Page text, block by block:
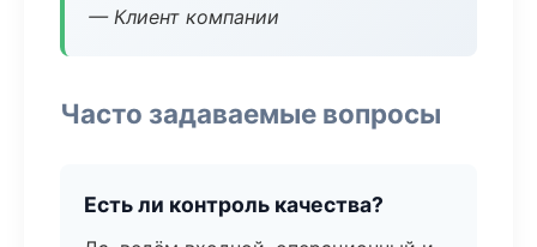
— Клиент компании
Часто задаваемые вопросы
Есть ли контроль качества?